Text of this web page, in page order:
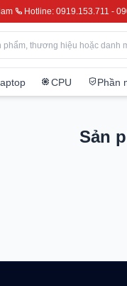
Hotline: 0919.153.711 -
CPU Phần
Sản